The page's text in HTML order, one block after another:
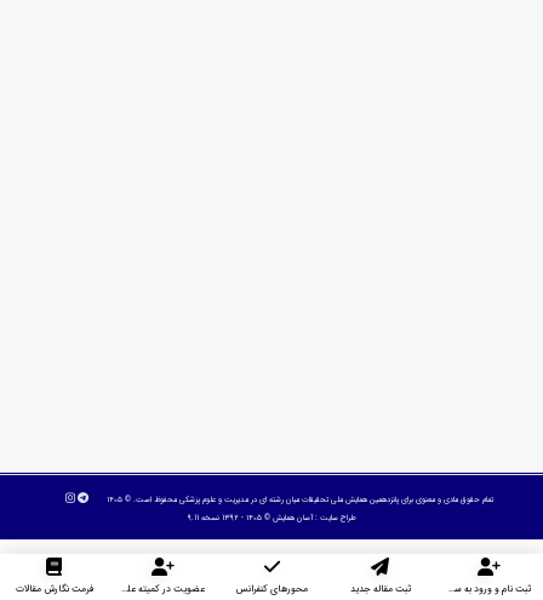
تمام حقوق مادی و معنوی برای پانزدهمین همایش ملی تحقیقات میان رشته ای در مديريت و علوم پزشکی محفوظ است. © ۱۴۰۵
طراح سایت :آسان همایش © ۱۴۰۵ - 1392 نسخه 9.11
ثبت نام و ورود به سایت ثبت مقاله جدید محورهای کنفرانس عضویت در کمیته علمی داوران فرمت نگارش مقالات